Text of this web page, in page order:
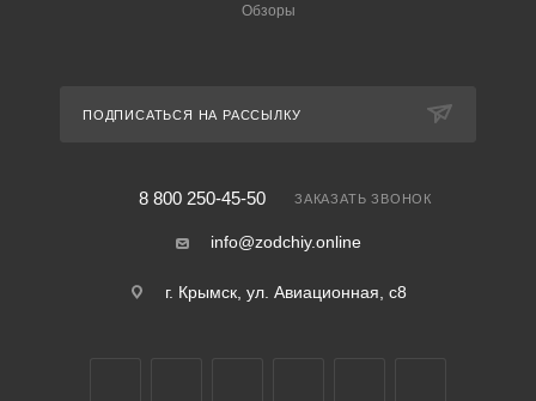
Обзоры
ПОДПИСАТЬСЯ НА РАССЫЛКУ
8 800 250-45-50 ЗАКАЗАТЬ ЗВОНОК
info@zodchiy.online
г. Крымск, ул. Авиационная, с8